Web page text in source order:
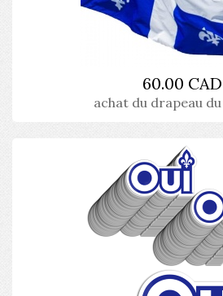
60.00 CAD
achat du drapeau